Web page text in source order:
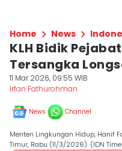
Home News
KLH Bidik
Tersangka
11 Mar 2026, 09:55 WIB
Irfan Fathurohman
News Channel
Menteri Lingkungan Hidup, Hanif
Timur, Rabu (11/3/2026). (IDN